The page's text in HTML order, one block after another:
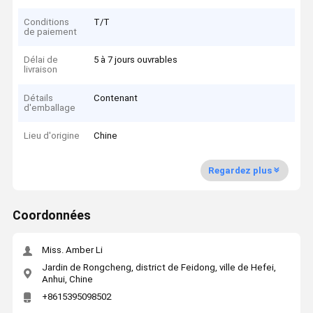
Conditions
de paiement
T/T
Délai de
livraison
5 à 7 jours ouvrables
Détails
d'emballage
Contenant
Lieu d'origine Chine
Regardez plus
Coordonnées
Miss. Amber Li
Jardin de Rongcheng, district de Feidong, ville de Hefei,
Anhui, Chine
+8615395098502